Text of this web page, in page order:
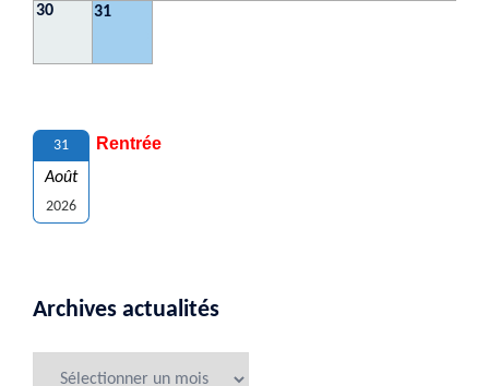
30 31
31
Août
2026
Rentrée
Archives actualités